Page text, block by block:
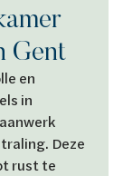
Gent
en
in
Deze
rust te